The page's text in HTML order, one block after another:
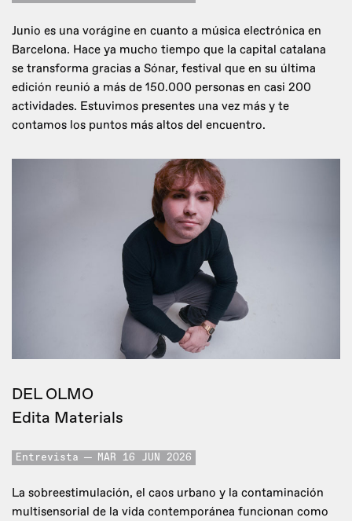
Junio es una vorágine en cuanto a música electrónica en
Barcelona. Hace ya mucho tiempo que la capital catalana
se transforma gracias a Sónar, festival que en su última
edición reunió a más de 150.000 personas en casi 200
actividades. Estuvimos presentes una vez más y te
contamos los puntos más altos del encuentro.
DEL OLMO
Edita Materials
Entrevista MAR 16 JUN 2026
La sobreestimulación, el caos urbano y la contaminación
multisensorial de la vida contemporánea funcionan como